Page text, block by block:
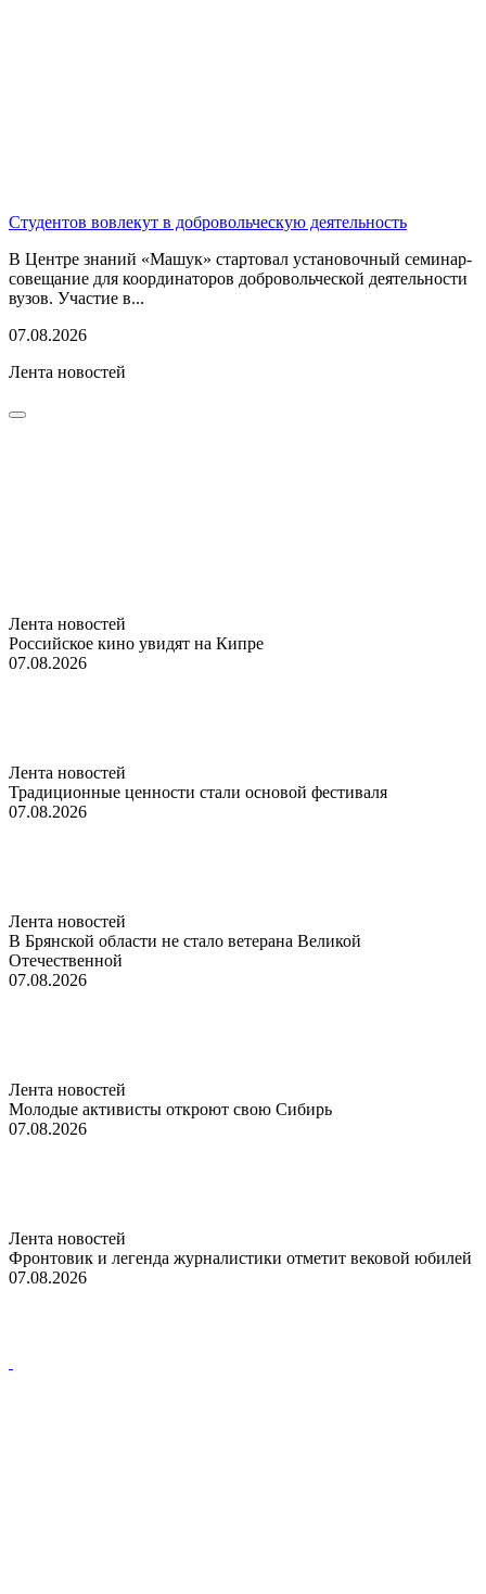
Студентов вовлекут в добровольческую деятельность
В Центре знаний «Машук» стартовал установочный семинар-
совещание для координаторов добровольческой деятельности
вузов. Участие в...
07.08.2026
Лента новостей
Лента новостей
Российское кино увидят на Кипре
07.08.2026
Лента новостей
Традиционные ценности стали основой фестиваля
07.08.2026
Лента новостей
В Брянской области не стало ветерана Великой
Отечественной
07.08.2026
Лента новостей
Молодые активисты откроют свою Сибирь
07.08.2026
Лента новостей
Фронтовик и легенда журналистики отметит вековой юбилей
07.08.2026